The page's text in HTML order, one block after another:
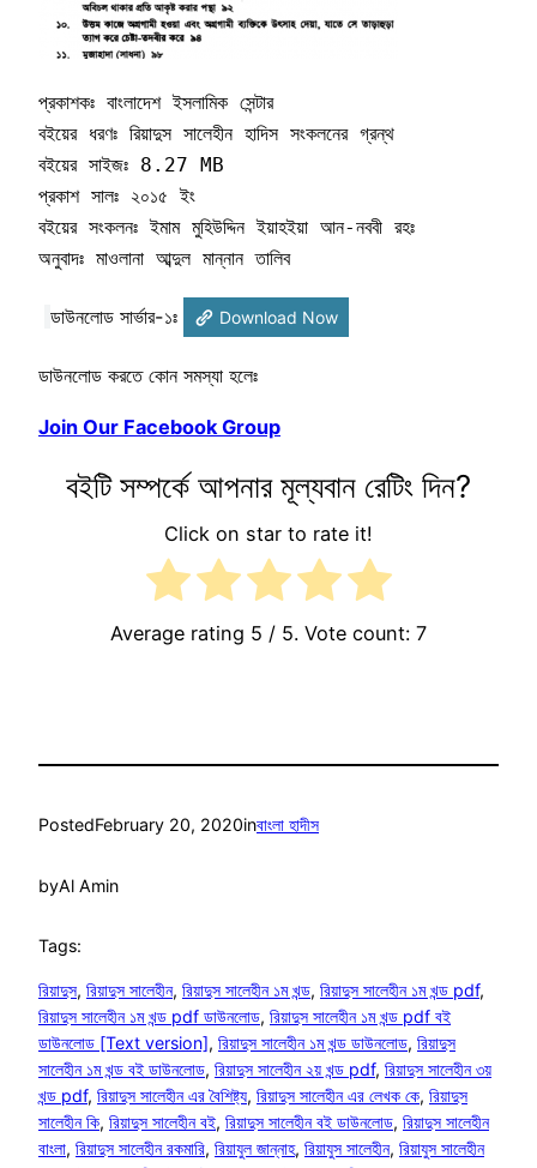
প্রকাশকঃ বাংলাদেশ ইসলামিক সেন্টার
বইয়ের ধরণঃ রিয়াদুস সালেহীন হাদিস সংকলনের গ্রন্থ
বইয়ের সাইজঃ 8.27 MB
প্রকাশ সালঃ ২০১৫ ইং
বইয়ের সংকলনঃ ইমাম মুহিউদ্দিন ইয়াহইয়া আন-নববী রহঃ
অনুবাদঃ মাওলানা আব্দুল মান্নান তালিব
ডাউনলোড সার্ভার-১ঃ Download Now
ডাউনলোড করতে কোন সমস্যা হলেঃ
Join Our Facebook Group
বইটি সম্পর্কে আপনার মূল্যবান রেটিং দিন?
Click on star to rate it!
Average rating 5 / 5. Vote count: 7
PostedFebruary 20, 2020inবাংলা হাদীস
byAl Amin
Tags:
রিয়াদুস, রিয়াদুস সালেহীন, রিয়াদুস সালেহীন ১ম খন্ড, রিয়াদুস সালেহীন ১ম খন্ড pdf
রিয়াদুস সালেহীন ১ম খন্ড pdf ডাউনলোড, রিয়াদুস সালেহীন ১ম খন্ড pdf বই
ডাউনলোড [Text version], রিয়াদুস সালেহীন ১ম খন্ড ডাউনলোড, রিয়াদুস
সালেহীন ১ম খন্ড বই ডাউনলোড, রিয়াদুস সালেহীন ২য় খন্ড pdf, রিয়াদুস সালেহীন ৩য়
খন্ড pdf, রিয়াদুস সালেহীন এর বৈশিষ্ট্য, রিয়াদুস সালেহীন এর লেখক কে, রিয়াদুস
সালেহীন কি, রিয়াদুস সালেহীন বই, রিয়াদুস সালেহীন বই ডাউনলোড, রিয়াদুস সালেহীন
বাংলা, রিয়াদুস সালেহীন রকমারি, রিয়াযুল জান্নাহ, রিয়াযুস সালেহীন, রিয়াযুস সালেহীন